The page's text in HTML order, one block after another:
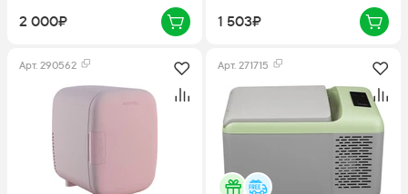
2 000₽ 1 503₽
Арт. 290562 Арт. 271715